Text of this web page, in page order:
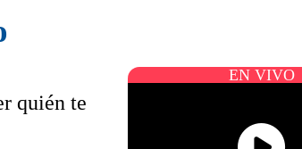
quién te
EN VIVO